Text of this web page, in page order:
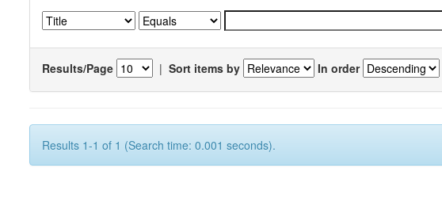
Results/Page | Sort items by In order
Results 1-1 of 1 (Search time: 0.001 seconds).